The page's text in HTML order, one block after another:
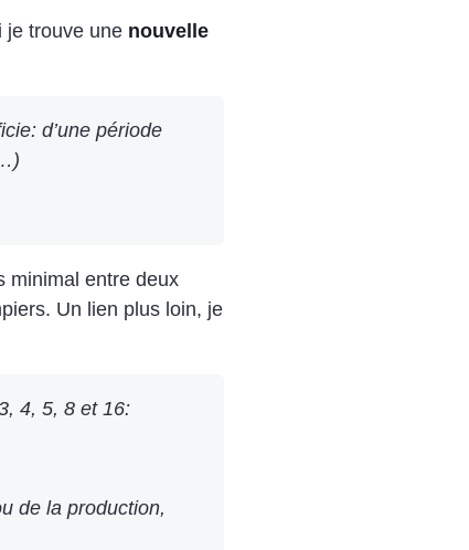
je trouve une nouvelle
d’une période
minimal entre deux
Un lien plus loin, je
4, 5, 8 et 16:
de la production,